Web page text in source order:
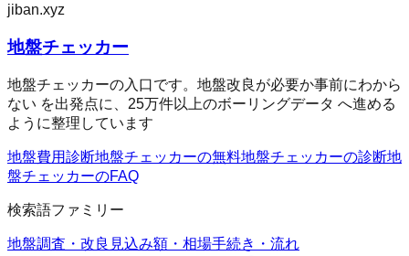
jiban.xyz
地盤チェッカー
地盤チェッカーの入口です。地盤改良が必要か事前にわから
ない を出発点に、25万件以上のボーリングデータ へ進める
ように整理しています
地盤費用診断地盤チェッカーの無料地盤チェッカーの診断地
盤チェッカーのFAQ
検索語ファミリー
地盤調査・改良 見込み額・相場手続き・流れ